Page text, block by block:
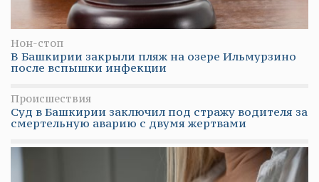
Нон-стоп
В Башкирии закрыли пляж на озере Ильмурзино
после вспышки инфекции
Происшествия
Суд в Башкирии заключил под стражу водителя за
смертельную аварию с двумя жертвами